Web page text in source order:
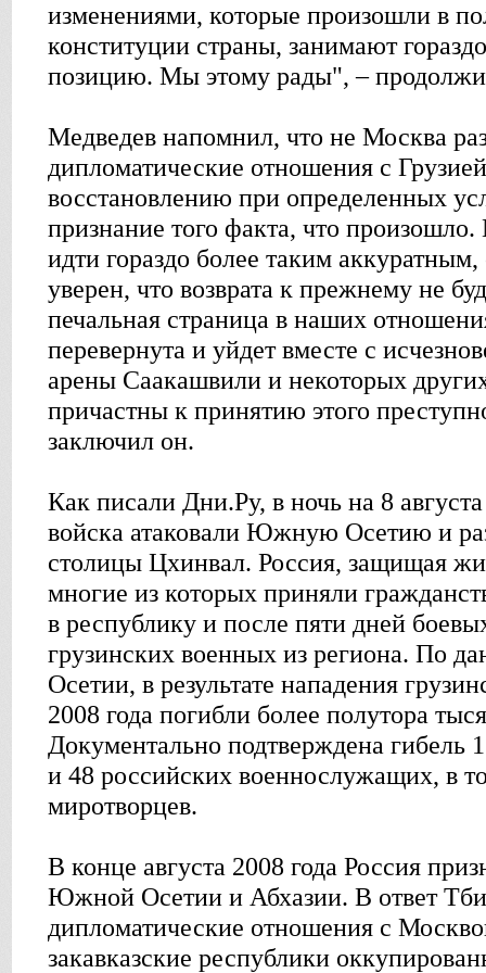
изменениями, которые произошли в
конституции страны, занимают
позицию. Мы этому рады", –
Медведев напомнил, что не Москва
дипломатические отношения с
восстановлению при определенных
признание того факта, что
идти гораздо более таким
уверен, что возврата к прежнему не
печальная страница в наших
перевернута и уйдет вместе с
арены Саакашвили и некоторых
причастны к принятию этого
заключил он.
Как писали Дни.Ру, в ночь на 8
войска атаковали Южную Осетию и
столицы Цхинвал. Россия, защищая
многие из которых приняли
в республику и после пяти дней
грузинских военных из региона. По
Осетии, в результате нападения
2008 года погибли более полутора
Документально подтверждена гибель
и 48 российских военнослужащих, в
миротворцев.
В конце августа 2008 года Россия
Южной Осетии и Абхазии. В ответ
дипломатические отношения с
закавказские республики